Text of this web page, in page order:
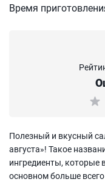
Время
Полезный и вкусный
августа»! Такое
ингредиенты, которые
основном больше